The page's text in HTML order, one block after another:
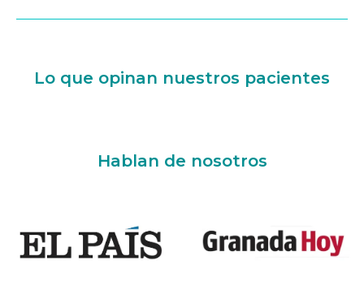
Lo que opinan nuestros pacientes
Hablan de nosotros